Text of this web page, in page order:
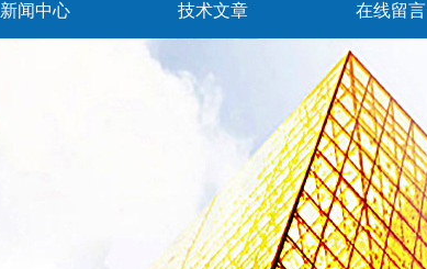
新闻中心 技术文章 在线留言